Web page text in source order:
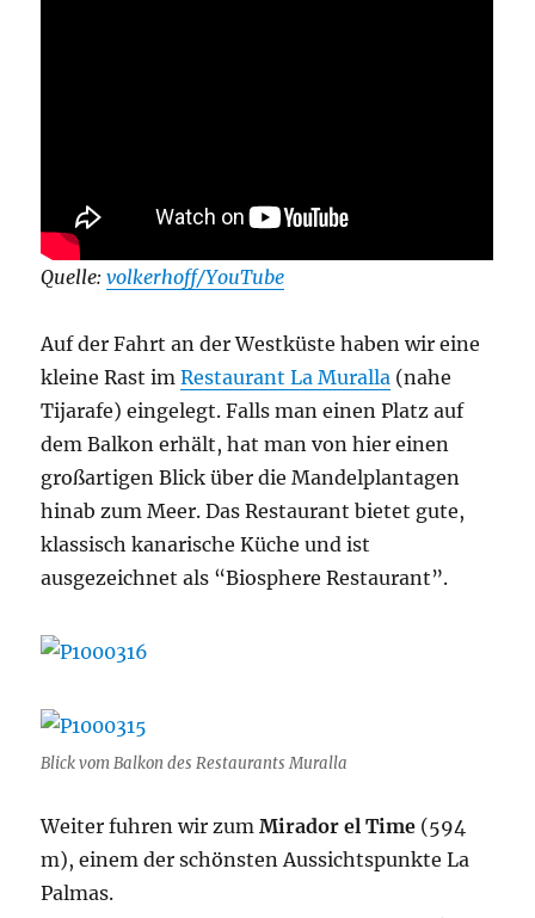
Quelle:volkerhoff/YouTube
Auf der Fahrt an der Westküste haben wir eine
kleine Rast imRestaurant La Muralla (nahe
Tijarafe) eingelegt. Falls man einen Platz auf
dem Balkon erhält, hat man von hier einen
großartigen Blick über die Mandelplantagen
hinab zum Meer. Das Restaurant bietet gute,
klassisch kanarische Küche und ist
ausgezeichnet als “Biosphere Restaurant”.
Blick vom Balkon des Restaurants Muralla
Weiter fuhren wir zumMirador el Time (594
m), einem der schönsten Aussichtspunkte La
Palmas.